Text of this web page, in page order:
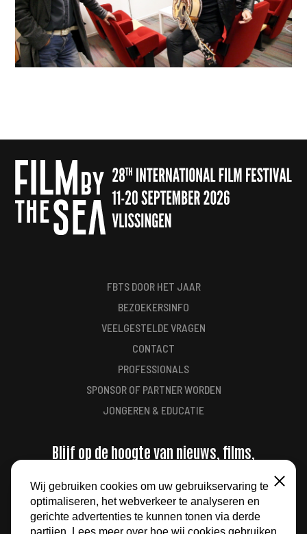
FBTS DOOR HET JAAR
BEZOEKERSINFO
VEELGESTELDE VRAGEN
CONTACT
PROFESSIONALS
SPONSOR OF PARTNER WORDEN
JONGEREN & EDUCATIE
Blijf op de hoogte van nieuws, films,
AANMELDEN
Wij gebruiken cookies om uw gebruikservaring te
optimaliseren, het webverkeer te analyseren en
gerichte advertenties te kunnen tonen via derde
Sluiten